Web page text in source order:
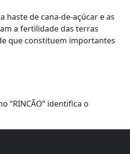
haste de cana-de-açúcar e as
a fertilidade das terras
que constituem importantes
“RINCÃO” identifica o